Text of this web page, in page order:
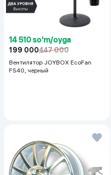
14 510 so'm/oyga
199 000447 000
Вентилятор JOYBOX EcoFan
FS40, черный